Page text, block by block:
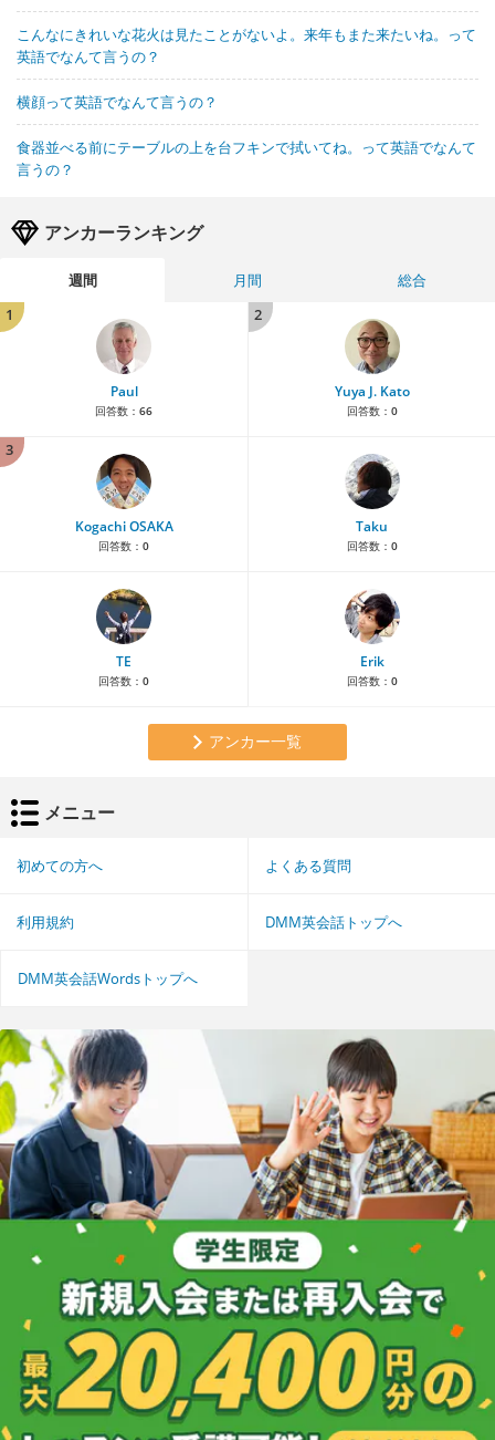
こんなにきれいな花火は見たことがないよ。来年もまた来たいね。って
英語でなんて言うの？
横顔って英語でなんて言うの？
食器並べる前にテーブルの上を台フキンで拭いてね。って英語でなんて
言うの？
アンカーランキング
週間 月間
総合
1
Paul
回答数： 66
2
Yuya J. Kato
回答数： 0
3
Kogachi OSAKA
回答数： 0
Taku
回答数： 0
TE
回答数： 0
Erik
回答数： 0
アンカー一覧
メニュー
初めての方へ よくある質問
利用規約 DMM英会話トップへ
DMM英会話Wordsトップへ